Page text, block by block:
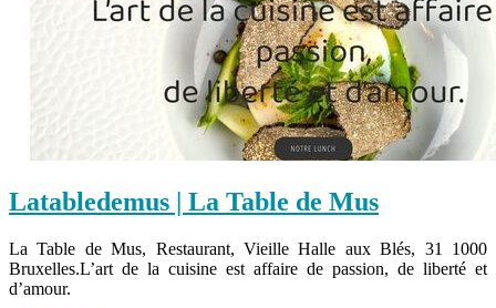
Latab­lede­mus | La Table de Mus
La Table de Mus, Restaurant, Vieille Halle aux Blés, 31 1000
Bruxelles.L’art de la cuisine est affaire de passion, de liberté et
d’amour.